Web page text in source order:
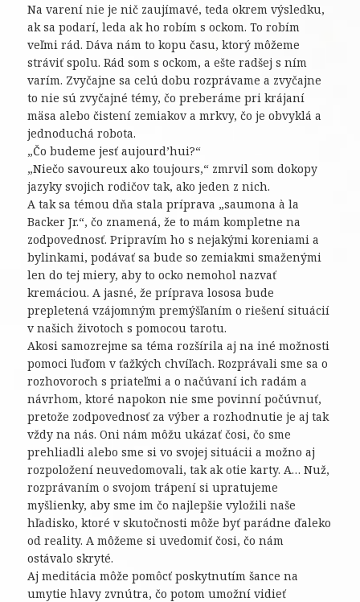
Na varení nie je nič zaujímavé, teda okrem výsledku,
ak sa podarí, leda ak ho robím s ockom. To robím
veľmi rád. Dáva nám to kopu času, ktorý môžeme
stráviť spolu. Rád som s ockom, a ešte radšej s ním
varím. Zvyčajne sa celú dobu rozprávame a zvyčajne
to nie sú zvyčajné témy, čo preberáme pri krájaní
mäsa alebo čistení zemiakov a mrkvy, čo je obvyklá a
jednoduchá robota.
„Čo budeme jesť aujourd’hui?“
„Niečo savoureux ako toujours,“ zmrvil som dokopy
jazyky svojich rodičov tak, ako jeden z nich.
A tak sa témou dňa stala príprava „saumona à la
Backer Jr.“, čo znamená, že to mám kompletne na
zodpovednosť. Pripravím ho s nejakými koreniami a
bylinkami, podávať sa bude so zemiakmi smaženými
len do tej miery, aby to ocko nemohol nazvať
kremáciou. A jasné, že príprava lososa bude
prepletená vzájomným premýšľaním o riešení situácií
v našich životoch s pomocou tarotu.
Akosi samozrejme sa téma rozšírila aj na iné možnosti
pomoci ľuďom v ťažkých chvíľach. Rozprávali sme sa o
rozhovoroch s priateľmi a o načúvaní ich radám a
návrhom, ktoré napokon nie sme povinní počúvnuť,
pretože zodpovednosť za výber a rozhodnutie je aj tak
vždy na nás. Oni nám môžu ukázať čosi, čo sme
prehliadli alebo sme si vo svojej situácii a možno aj
rozpoložení neuvedomovali, tak ak otie karty. A… Nuž,
rozprávaním o svojom trápení si upratujeme
myšlienky, aby sme im čo najlepšie vyložili naše
hľadisko, ktoré v skutočnosti môže byť parádne ďaleko
od reality. A môžeme si uvedomiť čosi, čo nám
ostávalo skryté.
Aj meditácia môže pomôcť poskytnutím šance na
umytie hlavy zvnútra, čo potom umožní vidieť